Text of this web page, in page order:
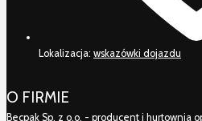
Lokalizacja: wskazówki dojazdu
O FIRMIE
Becpak Sp. z o.o. - producent i hurtownia